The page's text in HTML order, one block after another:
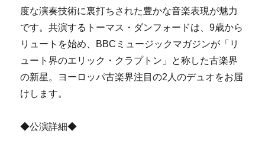
度な演奏技術に裏打ちされた豊かな音楽表現が魅力
です。共演するトーマス・ダンフォードは、9歳から
リュートを始め、BBCミュージックマガジンが「リ
ュート界のエリック・クラプトン」と称した古楽界
の新星。ヨーロッパ古楽界注目の2人のデュオをお届
けします。
◆公演詳細◆